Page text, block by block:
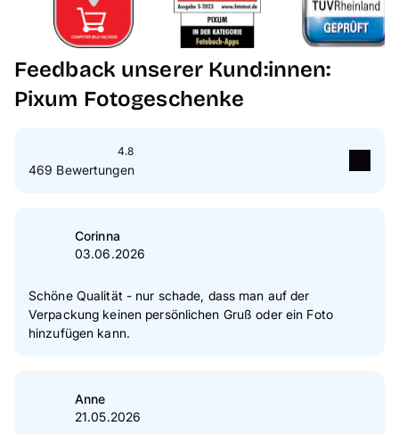
Feedback unserer Kund:innen:
Pixum Fotogeschenke
4.8
469 Bewertungen
Sterne
Sterne
2 Sterne
1 Sterne
Corinna
03.06.2026
Schöne Qualität - nur schade, dass man auf der
Verpackung keinen persönlichen Gruß oder ein Foto
hinzufügen kann.
Anne
21.05.2026